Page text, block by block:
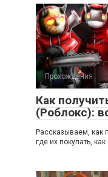
Прохождения
Как
(Роблокс):
Рассказываем, как
где их покупать,